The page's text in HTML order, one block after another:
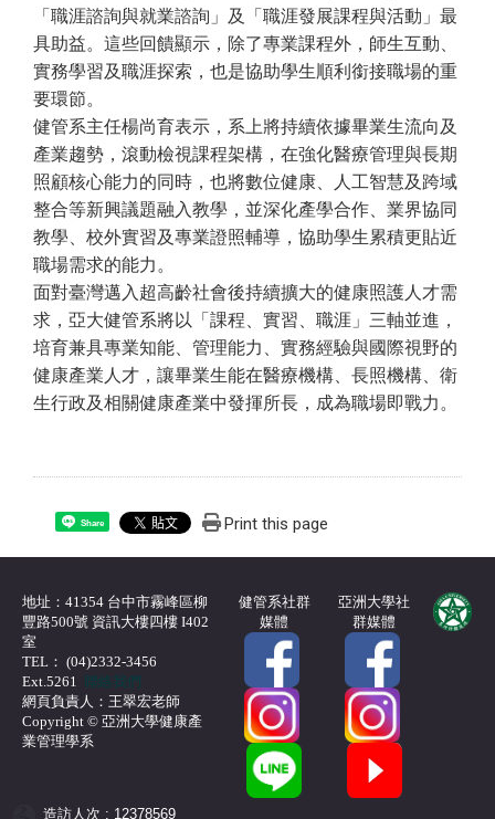
「職涯諮詢與就業諮詢」及「職涯發展課程與活動」最
具助益。這些回饋顯示，除了專業課程外，師生互動、
實務學習及職涯探索，也是協助學生順利銜接職場的重
要環節。
健管系主任楊尚育表示，系上將持續依據畢業生流向及
產業趨勢，滾動檢視課程架構，在強化醫療管理與長期
照顧核心能力的同時，也將數位健康、人工智慧及跨域
整合等新興議題融入教學，並深化產學合作、業界協同
教學、校外實習及專業證照輔導，協助學生累積更貼近
職場需求的能力。
面對臺灣邁入超高齡社會後持續擴大的健康照護人才需
求，亞大健管系將以「課程、實習、職涯」三軸並進，
培育兼具專業知能、管理能力、實務經驗與國際視野的
健康產業人才，讓畢業生能在醫療機構、長照機構、衛
生行政及相關健康產業中發揮所長，成為職場即戰力。
Share Print this page
地址：41354 台中市霧峰區柳
豐路500號 資訊大樓四樓 I402
室
TEL： (04)2332-3456
Ext.5261聯絡我們
網頁負責人：王翠宏老師
Copyright © 亞洲大學健康產
業管理學系
健管系社群
媒體
亞洲大學社
群媒體
造訪人次 : 12378569